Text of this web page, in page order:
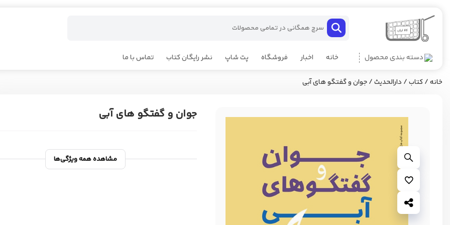
دسته بندی محصول خانه اخبار فروشگاه پت شاپ نشر رایگان کتاب تماس با ما
خانه/کتاب/ دارالحدیث/ جوان و گفتگو های آبی
جوان و گفتگو های آبی
مشاهده همه ویژگی‌ها بزرگ نمایی محصول
افزودن به علاقه مندی ها
اشتراک گذاری محصول